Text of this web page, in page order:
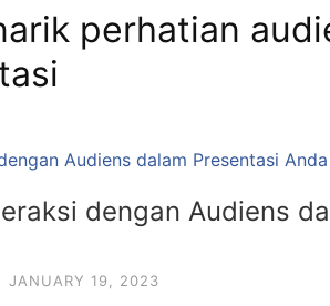
perhatian
dengan Audiens
JANUARY 19, 2023